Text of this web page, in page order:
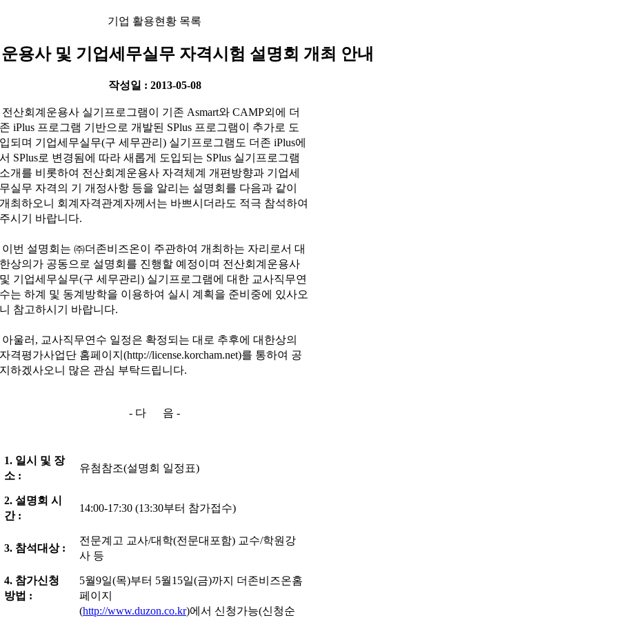
기업 활용현황 목록
용사 및 기업세무실무 자격시험 설명회 개최 안내
작성일 : 2013-05-08
전산회계운용사 실기프로그램이 기존 Asmart와 CAMP외에 더
존 iPlus 프로그램 기반으로 개발된 SPlus 프로그램이 추가로 도
입되며 기업세무실무(구 세무관리) 실기프로그램도 더존 iPlus에
서 SPlus로 변경됨에 따라 새롭게 도입되는 SPlus 실기프로그램
소개를 비롯하여 전산회계운용사 자격체계 개편방향과 기업세
무실무 자격의 기 개정사항 등을 알리는 설명회를 다음과 같이
개최하오니 회계자격관계자께서는 바쁘시더라도 적극 참석하여
주시기 바랍니다.
이번 설명회는 ㈜더존비즈온이 주관하여 개최하는 자리로서 대
한상의가 공동으로 설명회를 진행할 예정이며 전산회계운용사
및 기업세무실무(구 세무관리) 실기프로그램에 대한 교사직무연
수는 하계 및 동계방학을 이용하여 실시 계획을 준비중에 있사오
니 참고하시기 바랍니다.
아울러, 교사직무연수 일정은 확정되는 대로 추후에 대한상의
자격평가사업단 홈페이지(http://license.korcham.net)를 통하여 공
지하겠사오니 많은 관심 부탁드립니다.
- 다 음 -
1. 일시 및 장
소 :
유첨참조(설명회 일정표)
2. 설명회 시
간 :
14:00-17:30 (13:30부터 참가접수)
3. 참석대상 :
전문계고 교사/대학(전문대포함) 교수/학원강
사 등
4. 참가신청
방법 :
5월9일(목)부터 5월15일(금)까지 더존비즈온홈
페이지
(http://www.duzon.co.kr)에서 신청가능(신청순